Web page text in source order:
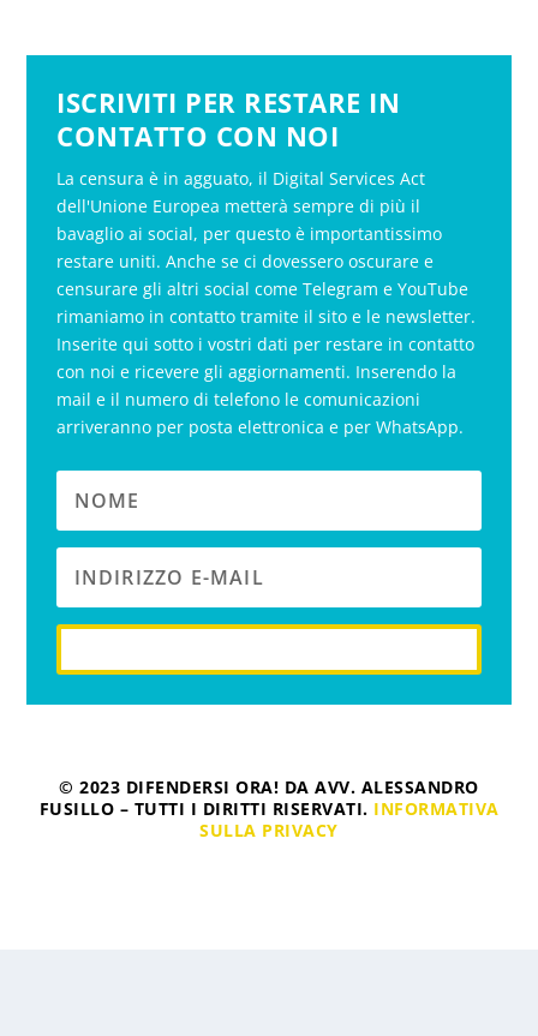
ISCRIVITI PER RESTARE IN
CONTATTO CON NOI
La censura è in agguato, il Digital Services Act
dell'Unione Europea metterà sempre di più il
bavaglio ai social, per questo è importantissimo
restare uniti. Anche se ci dovessero oscurare e
censurare gli altri social come Telegram e YouTube
rimaniamo in contatto tramite il sito e le newsletter.
Inserite qui sotto i vostri dati per restare in contatto
con noi e ricevere gli aggiornamenti. Inserendo la
mail e il numero di telefono le comunicazioni
arriveranno per posta elettronica e per WhatsApp.
© 2023 DIFENDERSI ORA! DA AVV. ALESSANDRO
FUSILLO – TUTTI I DIRITTI RISERVATI. INFORMATIVA
SULLA PRIVACY